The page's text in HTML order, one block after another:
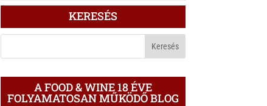
ÍRÁS
BLOGON
KERESÉS
A FOOD & WINE 18 ÉVE
FOLYAMATOSAN MŰKÖDŐ BLOG